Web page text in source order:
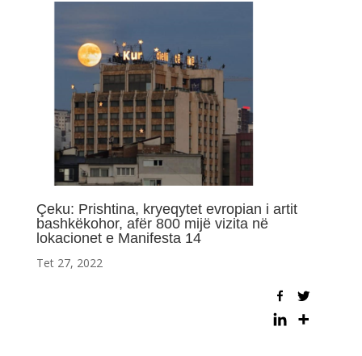
Çeku: Prishtina, kryeqytet evropian i artit
bashkëkohor, afër 800 mijë vizita në
lokacionet e Manifesta 14
Tet 27, 2022